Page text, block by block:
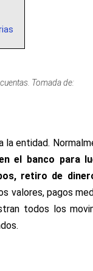
Tomada de:
la entidad.
el banco para
retiro de
valores, pagos
todos los